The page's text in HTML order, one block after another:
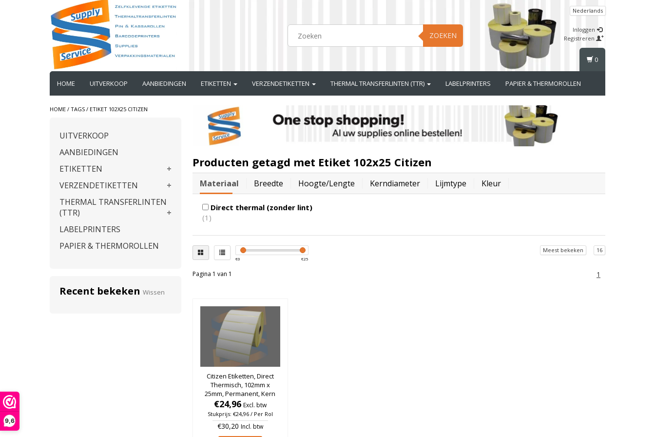
9,6
ZOEKEN
Nederlands
Inloggen
Registreren
HOME UITVERKOOP AANBIEDINGEN ETIKETTEN VERZENDETIKETTEN THERMAL TRANSFERLINTEN (TTR) LABELPRINTERS PAPIER & THERMOROLLEN
0
HOME / TAGS / ETIKET 102X25 CITIZEN
UITVERKOOP
AANBIEDINGEN
ETIKETTEN
VERZENDETIKETTEN
THERMAL TRANSFERLINTEN
(TTR)
LABELPRINTERS
PAPIER & THERMOROLLEN
Recent bekeken Wissen
Producten getagd met Etiket 102x25 Citizen
Materiaal Breedte Hoogte/lengte Kerndiameter Lijmtype Kleur
Direct thermal (zonder lint)
(1)
€0 €25
Meest bekeken 16
Pagina 1 van 1 1
Citizen Etiketten, Direct
Thermisch, 102mm x
25mm, Permanent, Kern
25mm, rol à 2.580 stuks
€24,96 Excl. btw
Stukprijs: €24,96 / Per Rol
€30,20 Incl. btw